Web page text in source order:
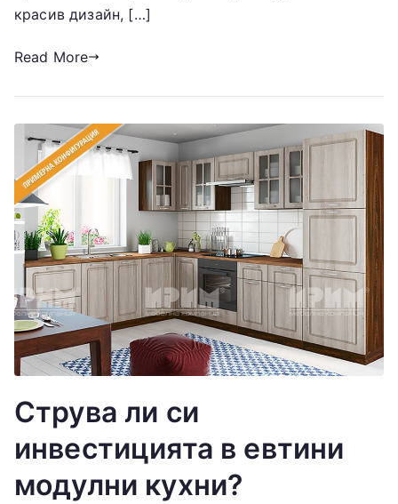
красив дизайн, […]
Read More
Струва ли си
инвестицията в евтини
модулни кухни?